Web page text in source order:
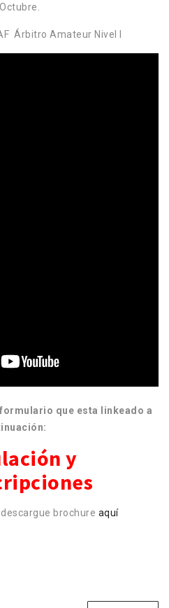
Árbitro Amateur Nivel I
que esta linkeado a
y
brochure aquí